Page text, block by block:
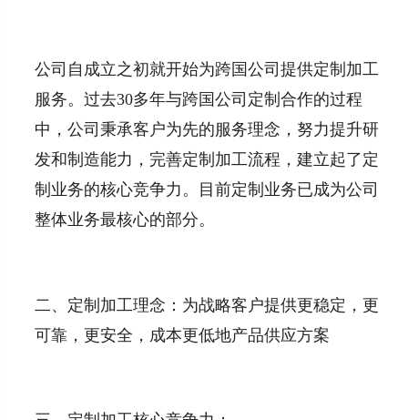
公司自成立之初就开始为跨国公司提供定制加工
服务。过去30多年与跨国公司定制合作的过程
中，公司秉承客户为先的服务理念，努力提升研
发和制造能力，完善定制加工流程，建立起了定
制业务的核心竞争力。目前定制业务已成为公司
整体业务最核心的部分。
二、定制加工理念：为战略客户提供更稳定，更
可靠，更安全，成本更低地产品供应方案